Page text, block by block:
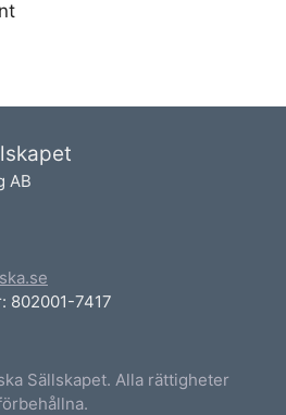
AB
802001-7417
Sällskapet. Alla rättigheter